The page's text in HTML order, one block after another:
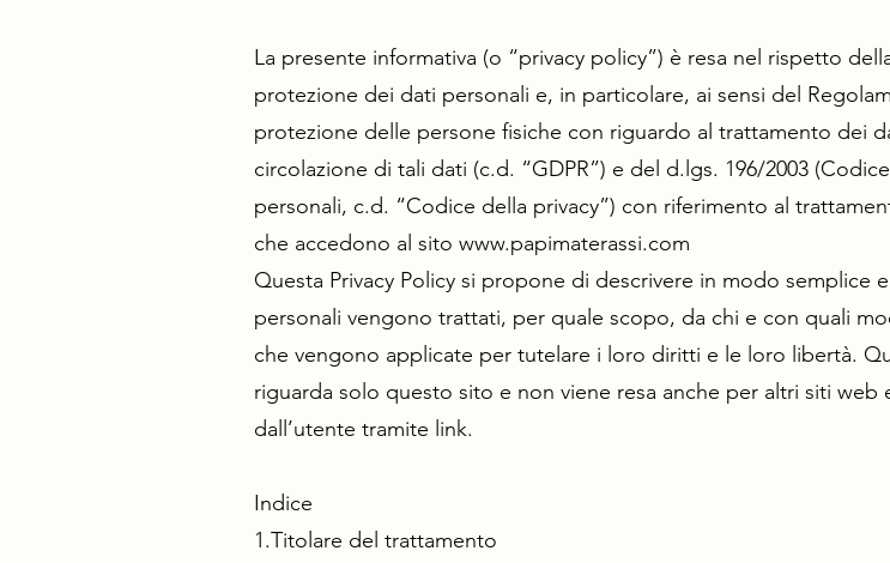
La presente informativa (o “privacy policy”) è resa nel rispetto
protezione dei dati personali e, in particolare, ai sensi del
protezione delle persone fisiche con riguardo al trattamento dei
circolazione di tali dati (c.d. “GDPR”) e del d.lgs. 196/2003
personali, c.d. “Codice della privacy”) con riferimento al
che accedono al sito www.papimaterassi.com
Questa Privacy Policy si propone di descrivere in modo semplice
personali vengono trattati, per quale scopo, da chi e con quali
che vengono applicate per tutelare i loro diritti e le loro libertà.
riguarda solo questo sito e non viene resa anche per altri siti web
dall’utente tramite link.
Indice
1.Titolare del trattamento